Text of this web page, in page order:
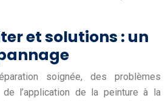
et solutions : un
soignée, des problèmes
l’application de la peinture à la